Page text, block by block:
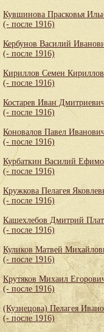
Кувшинова Прасковья
(- после 1916)
Кербунов Василий
(- после 1916)
Кириллов Семен
(- после 1916)
Костарев Иван
(- после 1916)
Коновалов Павел
(- после 1916)
Курбаткин Василий
(- после 1916)
Кружкова Пелагея
(- после 1916)
Кашехлебов Дмитрий
(- после 1916)
Куликов Матвей
(- после 1916)
Крутяков Михаил
(- после 1916)
(Кузнецова) Пелагея
(- после 1916)